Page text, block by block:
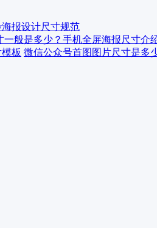
报设计尺寸规范
一般是多少？手机全屏海报尺寸介
微信公众号首图图片尺寸是多